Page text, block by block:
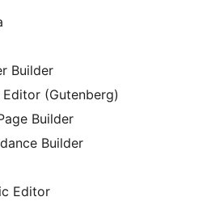
Builder
Editor (Gutenberg)
Builder
Builder
Editor